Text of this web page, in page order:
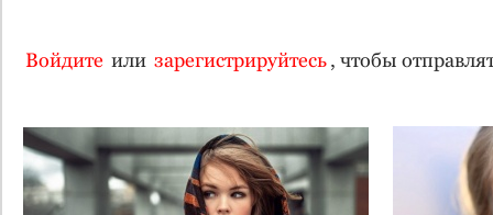
Войдите или зарегистрируйтесь, чтобы